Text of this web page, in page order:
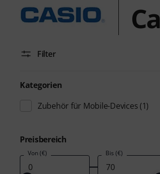
Filter
Kategorien
Zubehör für Mobile-Devices (1)
Preisbereich
Von (€) Bis (€)